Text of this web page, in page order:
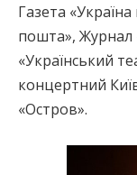
Газета
пошта», Журнал
«Український
концертний
«Остров».